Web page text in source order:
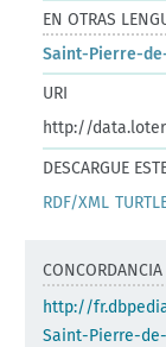
EN OTRAS
Saint-Pierre-
URI
http://
DESCARGUE
RDF/XML
CONCORDANCIA
http://
Saint-Pierre-